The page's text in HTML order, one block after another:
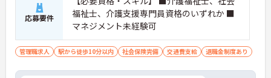
応募要件
福祉士、介護支援専門員資格のいずれか ■
マネジメント未経験可
管理職求人 駅から徒歩10分以内 社会保険完備 交通費支給 退職金制度あり